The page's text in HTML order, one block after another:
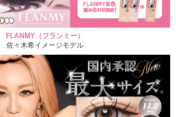
FLANMY（フランミー）
佐々木希イメージモデル